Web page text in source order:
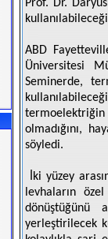
Prof. Dr.
ABD
Üniversitesi
Seminerde,
olmadığını,
söyledi.
İki yüzey
levhaların
dönüştüğünü
yerleştirilecek